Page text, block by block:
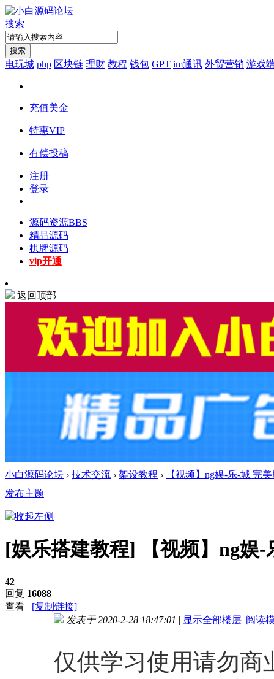
搜索
搜索
电玩城 php 区块链 理财 教程 钱包 GPT im通讯 外贸营销 游戏
充值美金
特惠VIP
有偿投稿
注册
登录
源码资源BBS
精品源码
棋牌源码
vip开通
返回顶部
小白源码论坛 › 技术交流 › 架设教程 ›
【视频】ng娱-乐-城 完
发布主题
[娱乐搭建教程] 【视频】ng娱
42
回复 16088
查看
[复制链接]
发表于 2020-2-28 18:47:01 | 显示全部楼层 |阅读
仅供学习使用请勿商